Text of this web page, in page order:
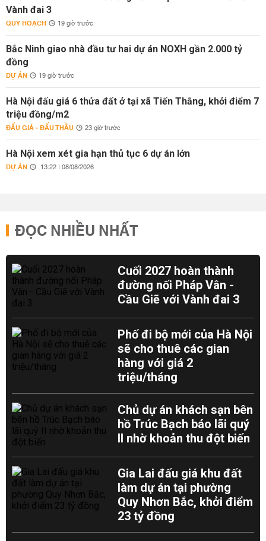
Vành đai 3
QUY HOẠCH 19 giờ trước
Bắc Ninh giao nhà đầu tư hai dự án NOXH gần 2.000 tỷ
đồng
DỰ ÁN 19 giờ trước
Hà Nội đấu giá 6 thửa đất ở tại xã Tiến Thắng, khởi điểm 7
triệu đồng/m2
ĐẤU GIÁ - ĐẤU THẦU 23 giờ trước
Hà Nội xem xét gia hạn thủ tục 6 dự án lớn
DỰ ÁN 13:22 | 08/08/2026
ĐỌC NHIỀU NHẤT
Cuối 2027 hoàn thành
đường nối Pháp Vân -
Cầu Giẽ với Vành đai 3
Phố đi bộ mới của Hà Nội
sẽ cho thuê các gian
hàng với giá 2
triệu/tháng
Chủ dự án khách sạn bên
hồ Trúc Bạch báo lãi quý
II nhờ khoản thu đột biến
Gia Lai đấu giá khu đất
làm dự án tại phường
Quy Nhơn Bắc, khởi điểm
23 tỷ đồng